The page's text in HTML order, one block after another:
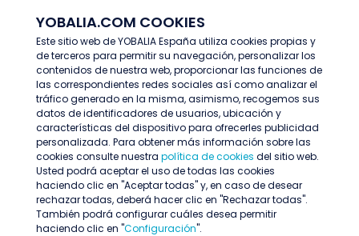
YOBALIA.COM COOKIES
Este sitio web de YOBALIA España utiliza cookies propias y
de terceros para permitir su navegación, personalizar los
contenidos de nuestra web, proporcionar las funciones de
las correspondientes redes sociales así como analizar el
tráfico generado en la misma, asimismo, recogemos sus
datos de identificadores de usuarios, ubicación y
características del dispositivo para ofrecerles publicidad
personalizada. Para obtener más información sobre las
cookies consulte nuestra política de cookies del sitio web.
Usted podrá aceptar el uso de todas las cookies
haciendo clic en "Aceptar todas" y, en caso de desear
rechazar todas, deberá hacer clic en "Rechazar todas".
También podrá configurar cuáles desea permitir
haciendo clic en "Configuración".
Últimas ofertas
Oferta no encontrada o ha finalizado su
proceso de selección